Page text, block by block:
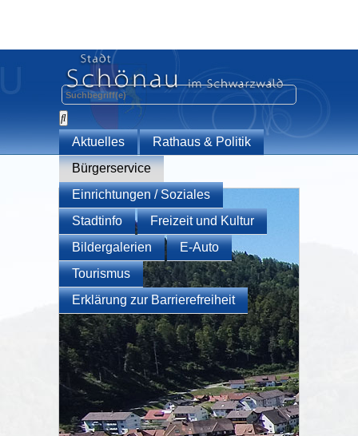
Aktuelles
Rathaus & Politik
Bürgerservice
Einrichtungen / Soziales
Stadtinfo
Freizeit und Kultur
Bildergalerien
E-Auto
Tourismus
Erklärung zur Barrierefreiheit